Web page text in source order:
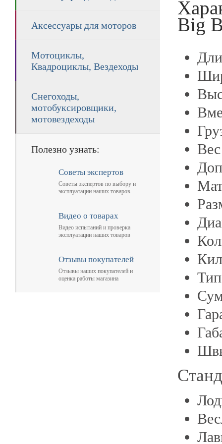
Аксессуары для моторов
Мотоциклы,
Квадроциклы, Вездеходы
Снегоходы,
мотобуксировщики,
мотовездеходы
Полезно узнать:
Советы экспертов
Советы экспертов по выбору и
эксплуатации наших товаров
Видео о товарах
Видео испытаний и проверка
эксплуатации наших товаров
Отзывы покупателей
Отзывы наших покупателей и
оценка работы магазина
Big